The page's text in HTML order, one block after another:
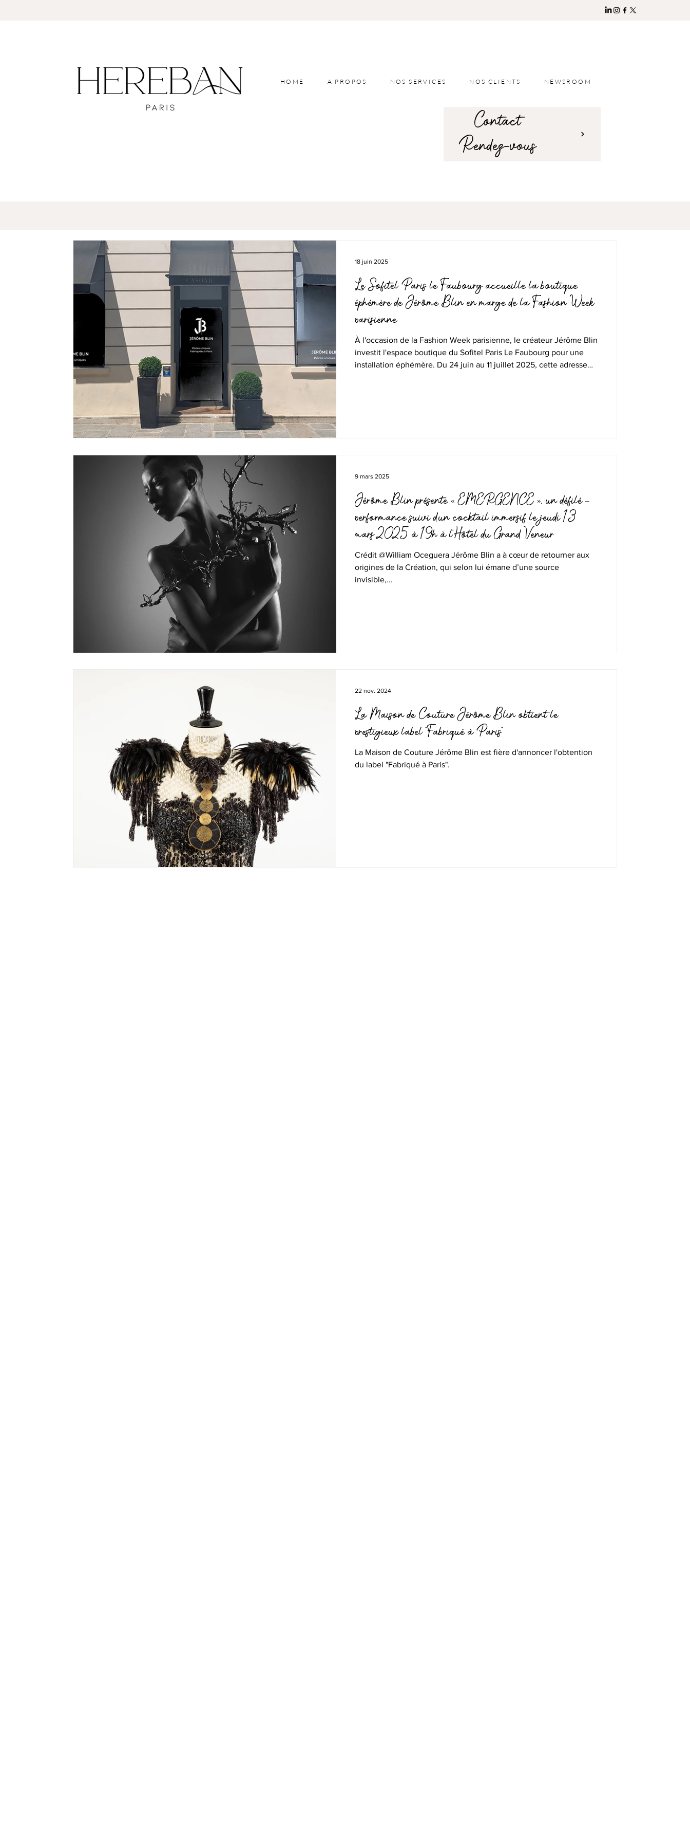
HOME A PROPOS NOS SERVICES NOS CLIENTS NEWSROOM
Rendez-vous
Contact
Le Sofitel Paris le Faubourg accueille la boutique
éphémère de Jérôme Blin en marge de la Fashion Week
parisienne
À l'occasion de la Fashion Week parisienne, le créateur Jérôme Blin
investit l'espace boutique du Sofitel Paris Le Faubourg pour une
installation éphémère. Du 24 juin au 11 juillet 2025, cette adresse
18 juin 2025
Jérôme Blin présente « EMERGENCE », un défilé –
performance suivi d’un cocktail immersif le jeudi 13
mars 2025 à 19h à l'Hôtel du Grand Veneur
Crédit @William Oceguera Jérôme Blin a à cœur de retourner aux
origines de la Création, qui selon lui émane d’une source
invisible,...
9 mars 2025
La Maison de Couture Jérôme Blin obtient le
prestigieux label "Fabriqué à Paris"
La Maison de Couture Jérôme Blin est fière d'annoncer l'obtention
du label "Fabriqué à Paris".
22 nov. 2024